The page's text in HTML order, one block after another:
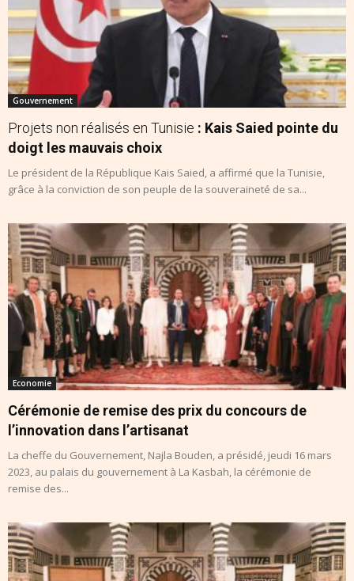
Gouvernement
Projets non réalisés en Tunisie : Kais Saied pointe du
doigt les mauvais choix
Le président de la République Kais Saied, a affirmé que la Tunisie,
grâce à la conviction de son peuple de la souveraineté de sa...
Economie
Cérémonie de remise des prix du concours de
l’innovation dans l’artisanat
La cheffe du Gouvernement, Najla Bouden, a présidé, jeudi 16 mars
2023, au palais du gouvernement à La Kasbah, la cérémonie de
remise des...